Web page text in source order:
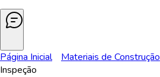
Página Inicial Materiais de Construção
Inspeção